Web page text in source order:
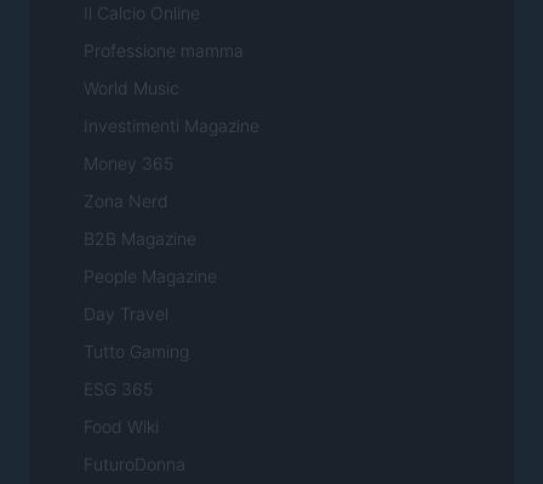
Il Calcio Online
Professione mamma
World Music
Investimenti Magazine
Money 365
Zona Nerd
B2B Magazine
People Magazine
Day Travel
Tutto Gaming
ESG 365
Food Wiki
FuturoDonna